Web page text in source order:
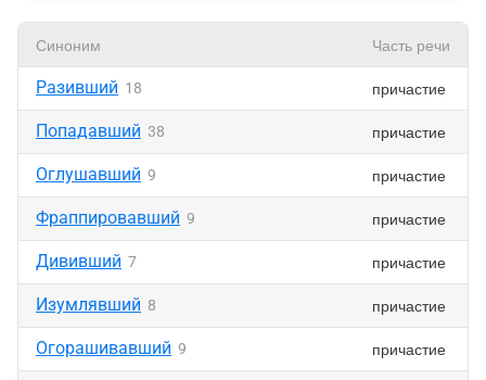
Синоним Часть речи
Разивший 18 причастие
Попадавший 38 причастие
Оглушавший 9 причастие
Фраппировавший 9 причастие
Дививший 7 причастие
Изумлявший 8 причастие
Огорашивавший 9 причастие